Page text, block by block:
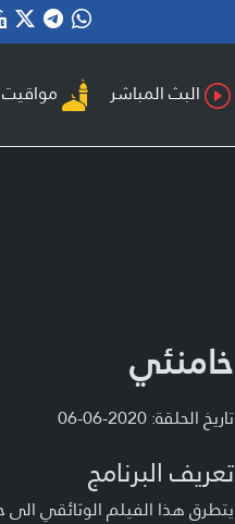
البث المباشر مواقيت
خامنئي
تاريخ الحلقة: 2020-06-06
تعريف البرنامج
يتطرق هذا الفيلم الوثائقي